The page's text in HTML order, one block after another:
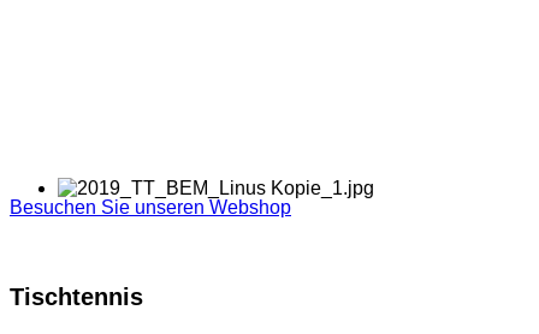
Besuchen Sie unseren Webshop
Tischtennis